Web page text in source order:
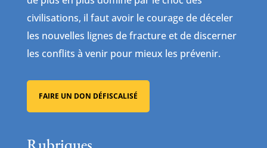
civilisations, il faut avoir le courage de déceler
les nouvelles lignes de fracture et de discerner
les conflits à venir pour mieux les prévenir.
FAIRE UN DON DÉFISCALISÉ